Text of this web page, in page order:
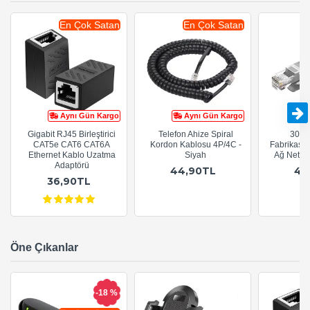
Aynı Gün Kargo
En Çok Satan
Gigabit RJ45 Birleştirici
CAT5e CAT6 CAT6A
Ethernet Kablo Uzatma
Adaptörü
36,90TL
Aynı Gün Kargo
En Çok Satan
Telefon Ahize Spiral
Kordon Kablosu 4P/4C -
Siyah
44,90TL
Ağ
Öne Çıkanlar
-18 %